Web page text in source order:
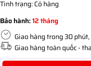
Tình trạng:Có hàng
Bảo hành:12 tháng
Giao hàng trong 30
Giao hàng toàn quốc -